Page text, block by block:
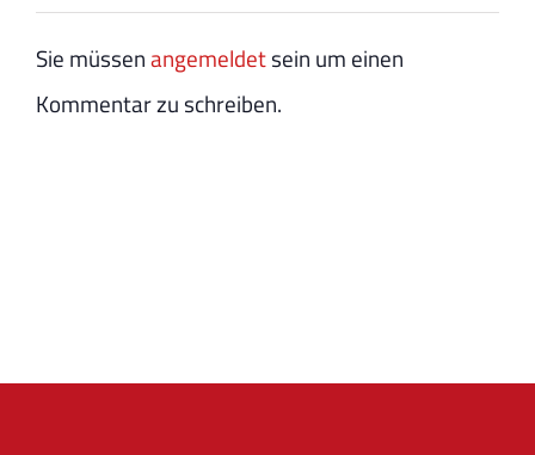
Sie müssenangemeldetsein um einen
Kommentar zu schreiben.